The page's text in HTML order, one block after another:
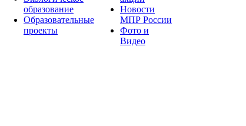
образование
Образовательные
проекты
Новости
МПР России
Фото и
Видео